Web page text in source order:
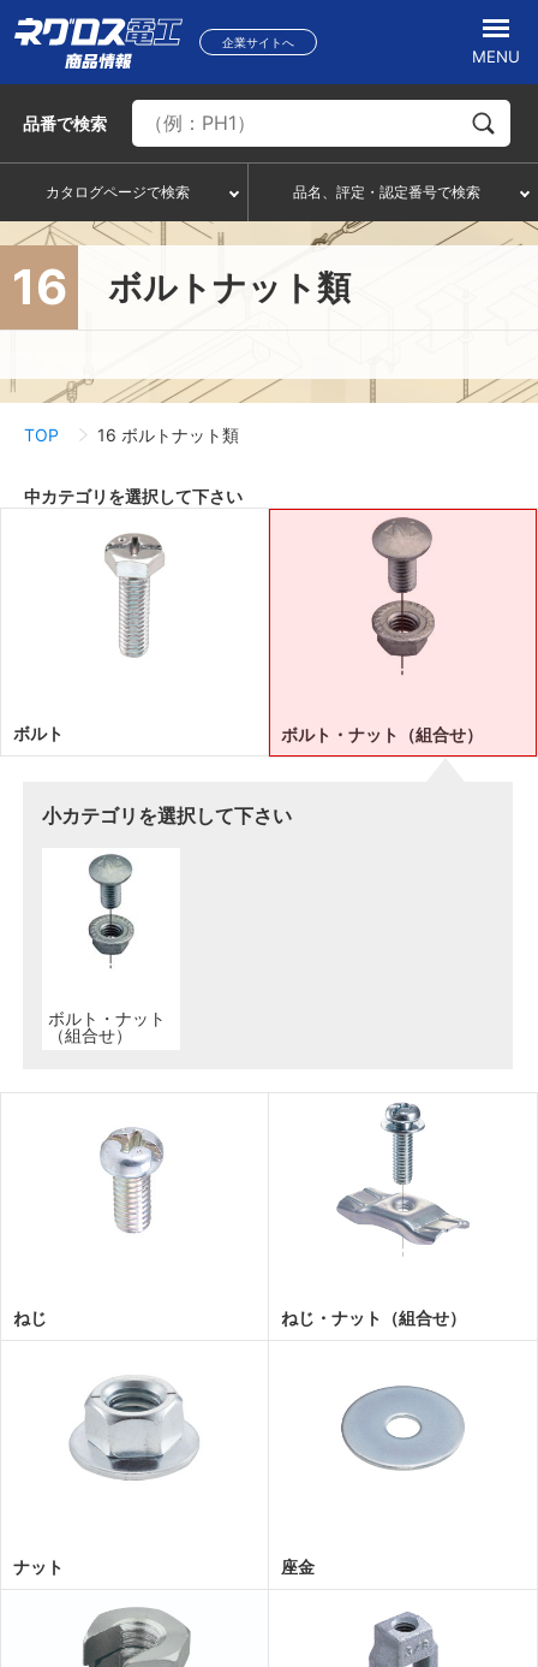
企業サイトへ
MENU
品番で検索
カタログページで検索 品名、評定・認定番号で検索
16 ボルトナット類
TOP 16 ボルトナット類
中カテゴリを選択して下さい
ボルト ボルト・ナット（組合せ）
小カテゴリを選択して下さい
ボルト・ナット
（組合せ）
ねじ ねじ・ナット（組合せ）
ナット 座金